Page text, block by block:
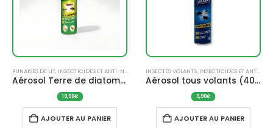
PUNAISES DE LIT, INSECTICIDES ET ANTI-NUISIBLES
Aérosol Terre de diatomée rampants Kpro 400ml
19,90€
AJOUTER AU PANIER
INSECTES VOLANTS, INSECTICIDES ET ANTI-NUISIBLES
Aérosol tous volants (400 ml) – KAPO
9,90€
AJOUTER AU PANIER